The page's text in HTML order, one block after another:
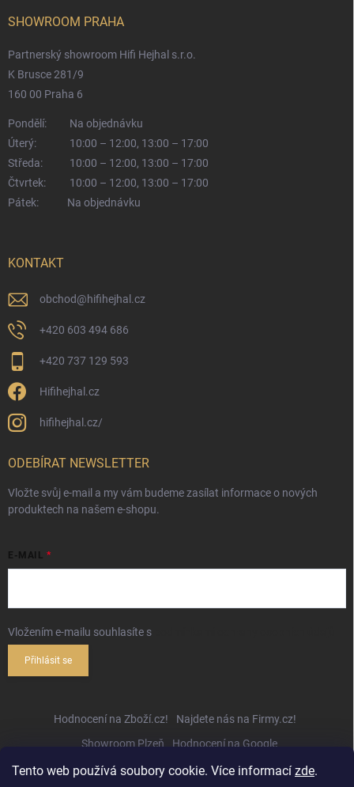
Tento web používá soubory cookie. Více informací zde.
SHOWROOM PRAHA
Partnerský showroom Hifi Hejhal s.r.o.
K Brusce 281/9
160 00 Praha 6
Pondělí:
Na objednávku
Úterý:
10:00 – 12:00, 13:00 – 17:00
Středa:
10:00 – 12:00, 13:00 – 17:00
Čtvrtek:
10:00 – 12:00, 13:00 – 17:00
Pátek:
Na objednávku
KONTAKT
obchod@hifihejhal.cz
+420 603 494 686
+420 737 129 593
Hifihejhal.cz
hifihejhal.cz/
ODEBÍRAT NEWSLETTER
Vložte svůj e-mail a my vám budeme zasílat informace o nových
produktech na našem e-shopu.
E-MAIL
Vložením e-mailu souhlasíte s
Přihlásit se
Hodnocení na Zboží.cz!
Najdete nás na Firmy.cz!
Showroom Plzeň
Hodnocení na Google